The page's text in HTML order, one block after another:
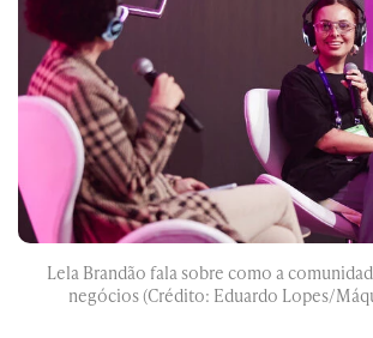
Lela Brandão fala sobre como a
negócios (Crédito: Eduardo Lopes/